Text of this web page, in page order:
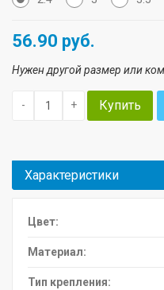
56.90 руб.
Нужен другой размер или
- + Купить
Характеристики
Цвет:
Материал:
Тип крепления: